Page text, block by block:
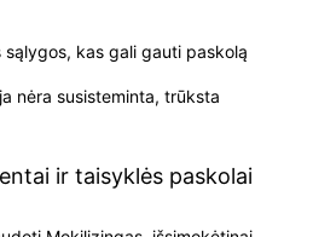
kas gali gauti paskolą
nėra susisteminta, trūksta
ir taisyklės paskolai